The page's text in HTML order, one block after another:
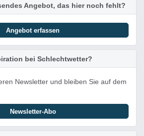
Angebot, das hier noch fehlt?
Angebot erfassen
bei Schlechtwetter?
Newsletter und bleiben Sie auf dem
Newsletter-Abo